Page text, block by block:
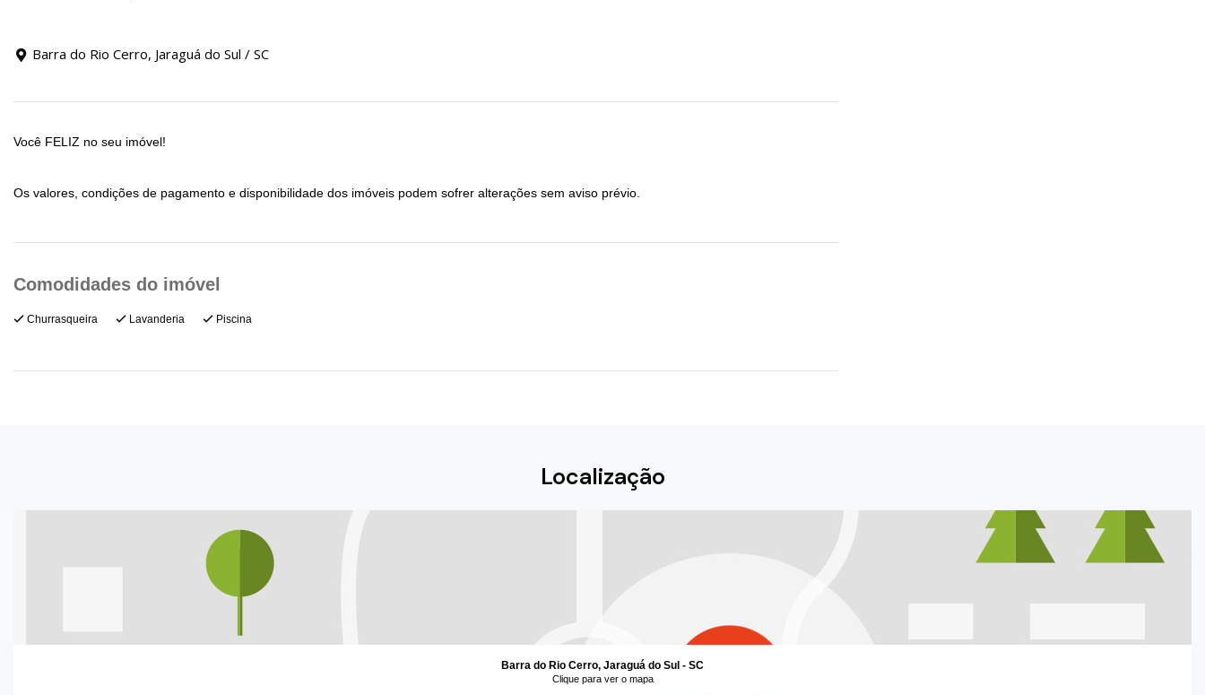
Barra do Rio Cerro, Jaraguá do Sul / SC
Você FELIZ no seu imóvel!
Os valores, condições de pagamento e disponibilidade dos imóveis podem sofrer alterações sem aviso prévio.
Churrasqueira Lavanderia Piscina
Localização
Barra do Rio Cerro, Jaraguá do Sul - SC
Clique para ver o mapa